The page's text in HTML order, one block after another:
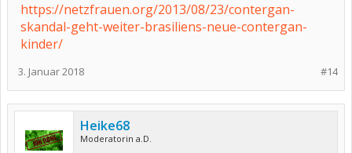
https://netzfrauen.org/2013/08/23/contergan-
skandal-geht-weiter-brasiliens-neue-contergan-
kinder/
#14
3. Januar 2018
Heike68
Moderatorin a.D.